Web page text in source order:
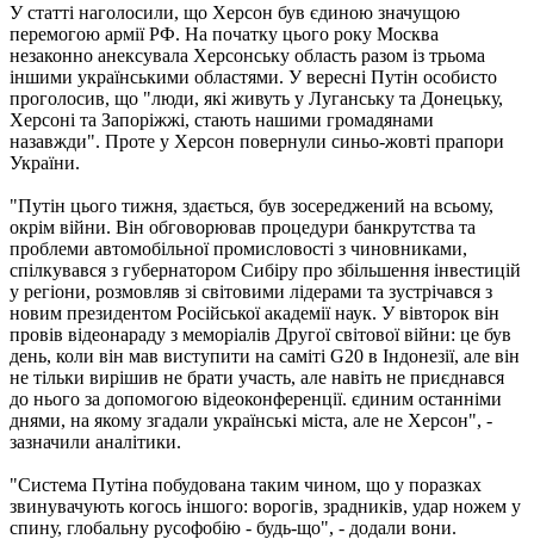
У статті наголосили, що Херсон був єдиною значущою
перемогою армії РФ. На початку цього року Москва
незаконно анексувала Херсонську область разом із трьома
іншими українськими областями. У вересні Путін особисто
проголосив, що "люди, які живуть у Луганську та Донецьку,
Херсоні та Запоріжжі, стають нашими громадянами
назавжди". Проте у Херсон повернули синьо-жовті прапори
України.
"Путін цього тижня, здається, був зосереджений на всьому,
окрім війни. Він обговорював процедури банкрутства та
проблеми автомобільної промисловості з чиновниками,
спілкувався з губернатором Сибіру про збільшення інвестицій
у регіони, розмовляв зі світовими лідерами та зустрічався з
новим президентом Російської академії наук. У вівторок він
провів відеонараду з меморіалів Другої світової війни: це був
день, коли він мав виступити на саміті G20 в Індонезії, але він
не тільки вирішив не брати участь, але навіть не приєднався
до нього за допомогою відеоконференції. єдиним останніми
днями, на якому згадали українські міста, але не Херсон", -
зазначили аналітики.
"Система Путіна побудована таким чином, що у поразках
звинувачують когось іншого: ворогів, зрадників, удар ножем у
спину, глобальну русофобію - будь-що", - додали вони.